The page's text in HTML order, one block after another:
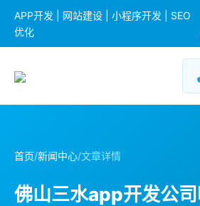
APP开发 | 网站建设 | 小程序开发 | SEO
优化
首页/新闻中心/文章详情
佛山三水app开发公